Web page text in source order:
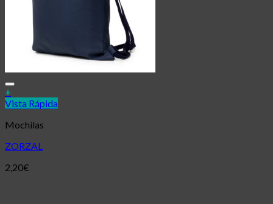
+
Vista Rápida
Mochilas
ZORZAL
2,20€